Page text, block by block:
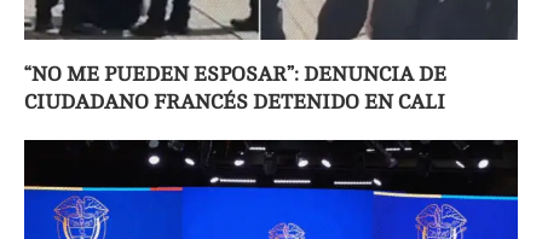
“NO ME PUEDEN ESPOSAR”: DENUNCIA DE
CIUDADANO FRANCÉS DETENIDO EN CALI